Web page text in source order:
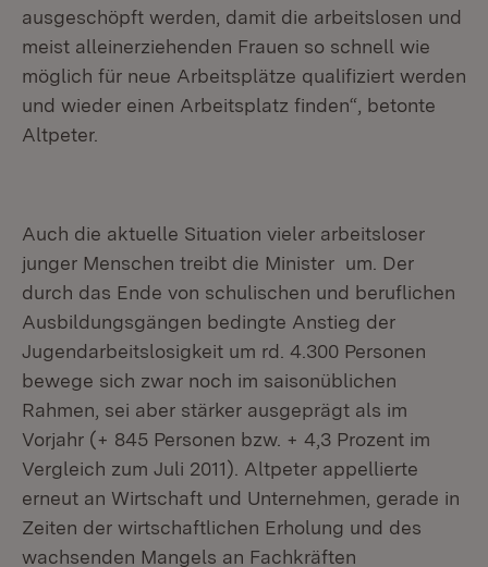
ausgeschöpft werden, damit die arbeitslosen und
meist alleinerziehenden Frauen so schnell wie
möglich für neue Arbeitsplätze qualifiziert werden
und wieder einen Arbeitsplatz finden“, betonte
Altpeter.
Auch die aktuelle Situation vieler arbeitsloser
junger Menschen treibt die Minister um. Der
durch das Ende von schulischen und beruflichen
Ausbildungsgängen bedingte Anstieg der
Jugendarbeitslosigkeit um rd. 4.300 Personen
bewege sich zwar noch im saisonüblichen
Rahmen, sei aber stärker ausgeprägt als im
Vorjahr (+ 845 Personen bzw. + 4,3 Prozent im
Vergleich zum Juli 2011). Altpeter appellierte
erneut an Wirtschaft und Unternehmen, gerade in
Zeiten der wirtschaftlichen Erholung und des
wachsenden Mangels an Fachkräften